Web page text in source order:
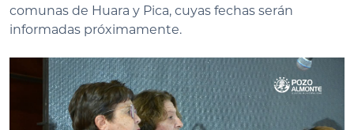
comunas de Huara y Pica, cuyas fechas serán
informadas próximamente.